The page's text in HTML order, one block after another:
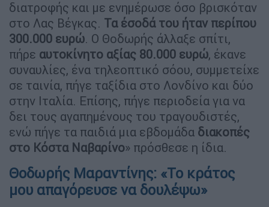
διατροφής και με ενημέρωσε όσο βρισκόταν
στο Λας Βέγκας. Τα έσοδά του ήταν περίπου
300.000 ευρώ. Ο Θοδωρής άλλαξε σπίτι,
πήρε αυτοκίνητο αξίας 80.000 ευρώ, έκανε
συναυλίες, ένα τηλεοπτικό σόου, συμμετείχε
σε ταινία, πήγε ταξίδια στο Λονδίνο και δύο
στην Ιταλία. Επίσης, πήγε περιοδεία για να
δει τους αγαπημένους του τραγουδιστές,
ενώ πήγε τα παιδιά μια εβδομάδα διακοπές
στο Κόστα Ναβαρίνο» πρόσθεσε η ίδια.
Θοδωρής Μαραντίνης: «Το κράτος
μου απαγόρευσε να δουλέψω»